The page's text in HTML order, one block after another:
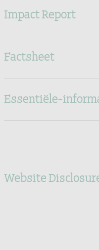
Impact Report
Factsheet
Essentiële-
Website